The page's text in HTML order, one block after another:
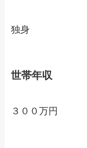
独身
世帯年収
３００万円